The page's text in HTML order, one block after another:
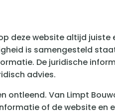
deze website altijd
is samengesteld
De juridische
advies.
ontleend. Van Limpt
of de website en